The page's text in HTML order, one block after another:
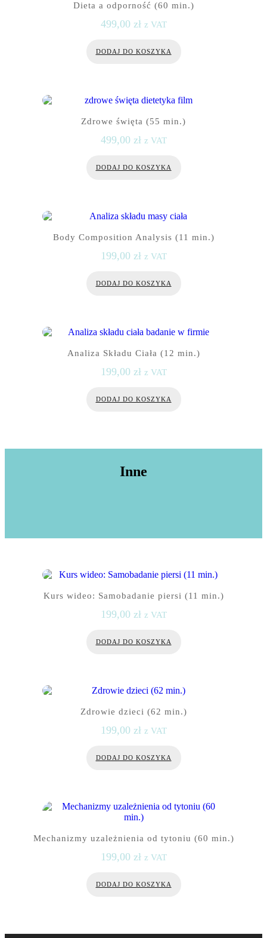
Dieta a odporność (60 min.)
499,00 zł z VAT
DODAJ DO KOSZYKA
Zdrowe święta (55 min.)
499,00 zł z VAT
DODAJ DO KOSZYKA
Body Composition Analysis (11 min.)
199,00 zł z VAT
DODAJ DO KOSZYKA
Analiza Składu Ciała (12 min.)
199,00 zł z VAT
DODAJ DO KOSZYKA
Inne
Kurs wideo: Samobadanie piersi (11 min.)
199,00 zł z VAT
DODAJ DO KOSZYKA
Zdrowie dzieci (62 min.)
199,00 zł z VAT
DODAJ DO KOSZYKA
Mechanizmy uzależnienia od tytoniu (60 min.)
199,00 zł z VAT
DODAJ DO KOSZYKA